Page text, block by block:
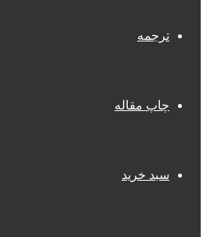
ترجمه
چاپ مقاله
سبد خرید